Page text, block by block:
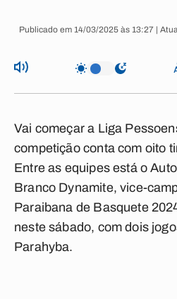
Publicado em 14/03/2025 às 13:27 |
Vai começar a Liga
competição conta com oito
Entre as equipes está o
Branco Dynamite, vice-
Paraibana de Basquete
neste sábado, com dois
Parahyba.